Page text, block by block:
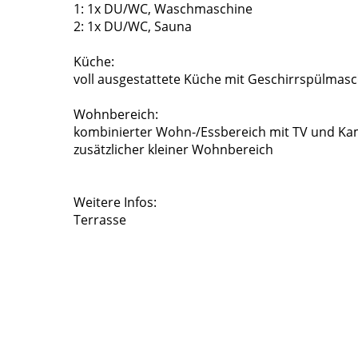
1: 1x DU/WC, Waschmaschine
2: 1x DU/WC, Sauna
Küche:
voll ausgestattete Küche mit
Wohnbereich:
kombinierter Wohn-/Essbereich mit TV und
zusätzlicher kleiner Wohnbereich
Weitere Infos:
Terrasse